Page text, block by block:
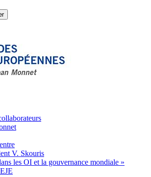
V. Skouris
les OI et la gouvernance mondiale »